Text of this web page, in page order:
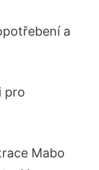
a
pro
Mabo